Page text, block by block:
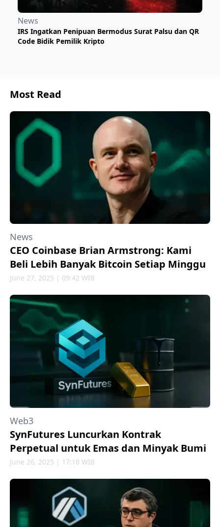
News
IRS Ingatkan Penipuan Bermodus Surat Palsu dan QR
Code Bidik Pemilik Kripto
Most Read
News
CEO Coinbase Brian Armstrong: Kami
Beli Lebih Banyak Bitcoin Setiap Minggu
June 27, 2025 | 09:42 WIB
Web3
SynFutures Luncurkan Kontrak
Perpetual untuk Emas dan Minyak Bumi
June 26, 2025 | 17:18 WIB